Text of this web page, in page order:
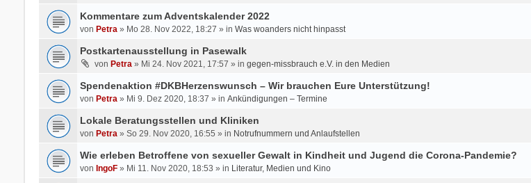
Kommentare zum Adventskalender 2022
von Petra» Mo 28. Nov 2022, 18:27 » in Was woanders nicht hinpasst
Postkartenausstellung in Pasewalk
von Petra» Mi 24. Nov 2021, 17:57 » in gegen-missbrauch e.V. in den Medien
Spendenaktion #DKBHerzenswunsch – Wir brauchen Eure Unterstützung!
von Petra» Mi 9. Dez 2020, 18:37 » in Ankündigungen – Termine
Lokale Beratungsstellen und Kliniken
von Petra» So 29. Nov 2020, 16:55 » in Notrufnummern und Anlaufstellen
Wie erleben Betroffene von sexueller Gewalt in Kindheit und Jugend die Corona-Pandemie?
von IngoF» Mi 11. Nov 2020, 18:53 » in Literatur, Medien und Kino